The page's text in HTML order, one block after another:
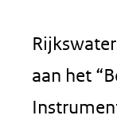
aan het